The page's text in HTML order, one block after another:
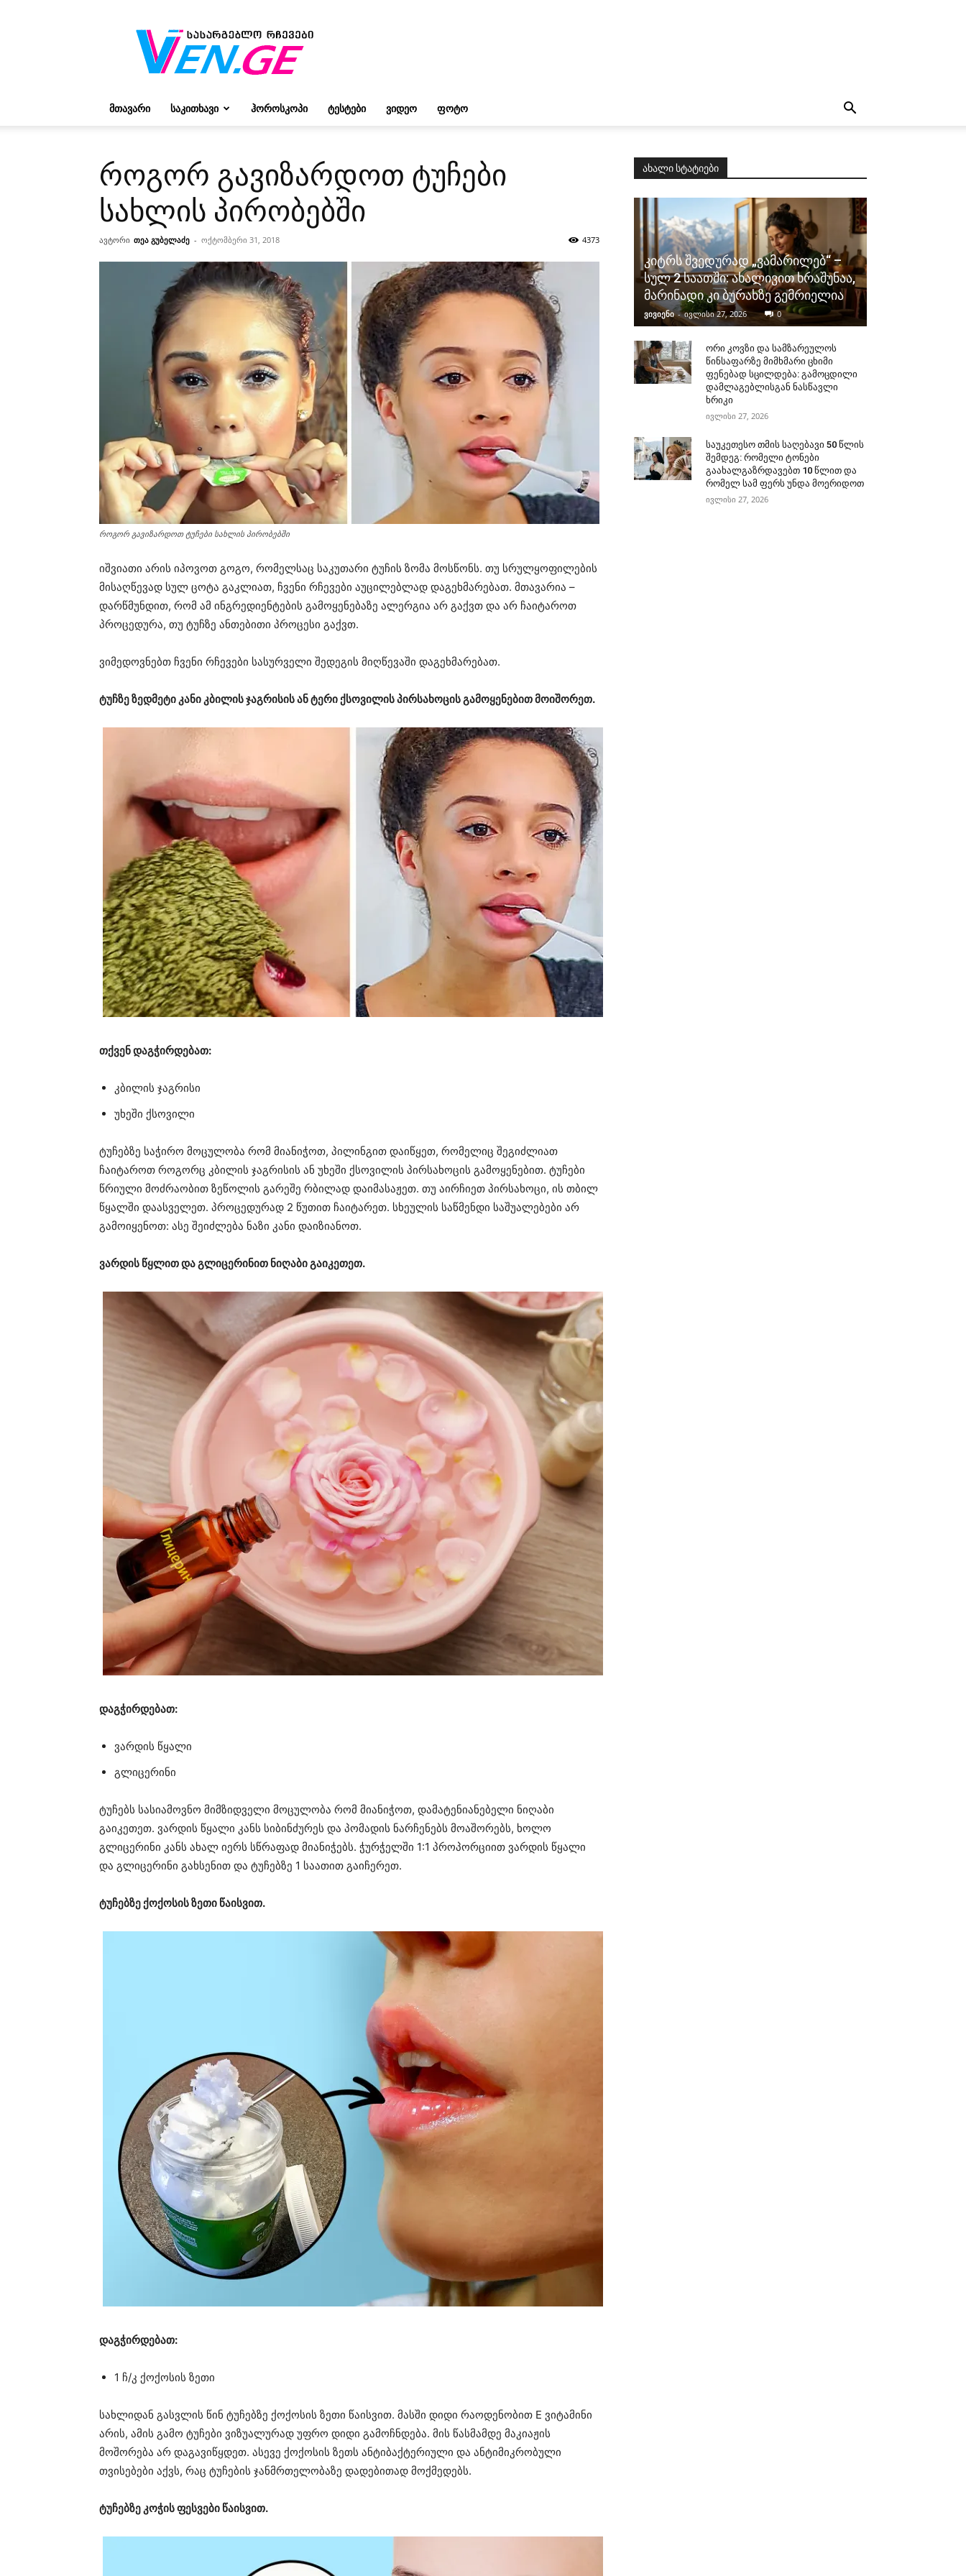
ვივიენისგან
ᲛᲗᲐᲕᲐᲠᲘ ᲡᲐᲙᲘᲗᲮᲐᲕᲘ ᲰᲝᲠᲝᲡᲙᲝᲞᲘ ᲢᲔᲡᲢᲔᲑᲘ ᲕᲘᲓᲔᲝ ᲤᲝᲢᲝ
როგორ გავიზარდოთ ტუჩები
სახლის პირობებში
ავტორი თეა გუბელაძე - ოქტომბერი 31, 2018 4373
როგორ გავიზარდოთ ტუჩები სახლის პირობებში
იშვიათი არის იპოვოთ გოგო, რომელსაც საკუთარი ტუჩის ზომა მოსწონს. თუ სრულყოფილების
მისაღწევად სულ ცოტა გაკლიათ, ჩვენი რჩევები აუცილებლად დაგეხმარებათ. მთავარია –
დარწმუნდით, რომ ამ ინგრედიენტების გამოყენებაზე ალერგია არ გაქვთ და არ ჩაიტაროთ
პროცედურა, თუ ტუჩზე ანთებითი პროცესი გაქვთ.
ვიმედოვნებთ ჩვენი რჩევები სასურველი შედეგის მიღწევაში დაგეხმარებათ.
ტუჩზე ზედმეტი კანი კბილის ჯაგრისის ან ტერი ქსოვილის პირსახოცის გამოყენებით მოიშორეთ.
თქვენ დაგჭირდებათ:
კბილის ჯაგრისი
უხეში ქსოვილი
ტუჩებზე საჭირო მოცულობა რომ მიანიჭოთ, პილინგით დაიწყეთ, რომელიც შეგიძლიათ
ჩაიტაროთ როგორც კბილის ჯაგრისის ან უხეში ქსოვილის პირსახოცის გამოყენებით. ტუჩები
წრიული მოძრაობით ზეწოლის გარეშე რბილად დაიმასაჟეთ. თუ აირჩიეთ პირსახოცი, ის თბილ
წყალში დაასველეთ. პროცედურად 2 წუთით ჩაიტარეთ. სხეულის საწმენდი საშუალებები არ
გამოიყენოთ: ასე შეიძლება ნაზი კანი დაიზიანოთ.
ვარდის წყლით და გლიცერინით ნიღაბი გაიკეთეთ.
დაგჭირდებათ:
ვარდის წყალი
გლიცერინი
ტუჩებს სასიამოვნო მიმზიდველი მოცულობა რომ მიანიჭოთ, დამატენიანებელი ნიღაბი
გაიკეთეთ. ვარდის წყალი კანს სიბინძურეს და პომადის ნარჩენებს მოაშორებს, ხოლო
გლიცერინი კანს ახალ იერს სწრაფად მიანიჭებს. ჭურჭელში 1:1 პროპორციით ვარდის წყალი
და გლიცერინი გახსენით და ტუჩებზე 1 საათით გაიჩერეთ.
ტუჩებზე ქოქოსის ზეთი წაისვით.
დაგჭირდებათ:
1 ჩ/კ ქოქოსის ზეთი
სახლიდან გასვლის წინ ტუჩებზე ქოქოსის ზეთი წაისვით. მასში დიდი რაოდენობით E ვიტამინი
არის, ამის გამო ტუჩები ვიზუალურად უფრო დიდი გამოჩნდება. მის წასმამდე მაკიაჟის
მოშორება არ დაგავიწყდეთ. ასევე ქოქოსის ზეთს ანტიბაქტერიული და ანტიმიკრობული
თვისებები აქვს, რაც ტუჩების ჯანმრთელობაზე დადებითად მოქმედებს.
ტუჩებზე კოჭის ფესვები წაისვით.
ახალი სტატიები
კიტრს შვედურად „ვამარილებ“ –
სულ 2 საათში: ახალივით ხრაშუნაა,
მარინადი კი ბურახზე გემრიელია
ვივიენი - ივლისი 27, 2026 0
ორი კოვზი და სამზარეულოს
წინსაფარზე მიმხმარი ცხიმი
ფენებად სცილდება: გამოცდილი
დამლაგებლისგან ნასწავლი
ხრიკი
ივლისი 27, 2026
საუკეთესო თმის საღებავი 50 წლის
შემდეგ: რომელი ტონები
გაახალგაზრდავებთ 10 წლით და
რომელ სამ ფერს უნდა მოერიდოთ
ივლისი 27, 2026